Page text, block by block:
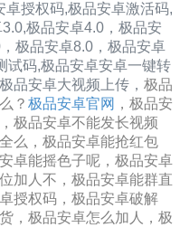
卓授权码,极品安卓激活码,
,极品安卓4.0， 极品安
极品安卓8.0， 极品安卓
试码,极品安卓安卓一键转
品安卓大视频上传， 极品
？ 极品安卓官网 ，极品安
极品安卓不能发长视频
么，极品安卓能抢红包
卓能摇色子呢，极品安卓
加人不，极品安卓能群直
授权码，极品安卓破解
，极品安卓怎么加人，极